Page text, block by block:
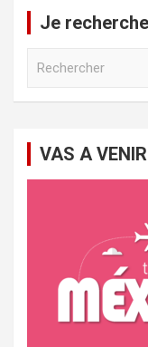
Je
c
VAS A